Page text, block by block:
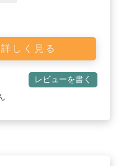
しく見る
レビューを書く